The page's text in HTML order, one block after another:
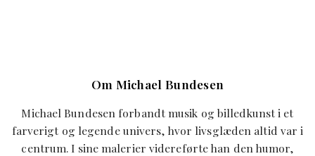
Om Michael Bundesen
Michael Bundesen forbandt musik og billedkunst i et
farverigt og legende univers, hvor livsglæden altid var i
centrum. I sine malerier videreførte han den humor,